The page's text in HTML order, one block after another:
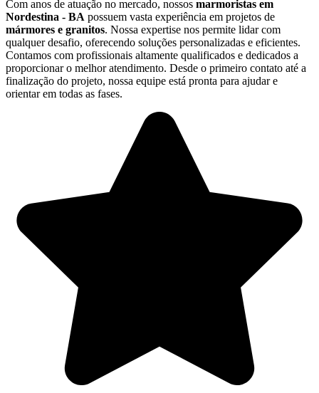
Com anos de atuação no mercado, nossos marmoristas em
Nordestina - BA possuem vasta experiência em projetos de
mármores e granitos. Nossa expertise nos permite lidar com
qualquer desafio, oferecendo soluções personalizadas e eficientes.
Contamos com profissionais altamente qualificados e dedicados a
proporcionar o melhor atendimento. Desde o primeiro contato até a
finalização do projeto, nossa equipe está pronta para ajudar e
orientar em todas as fases.